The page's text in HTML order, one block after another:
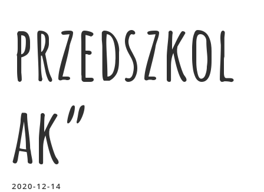
przedszkol
ak”
2020-12-14